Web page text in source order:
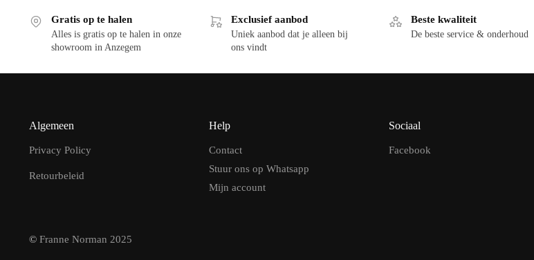
Gratis op te halen
Alles is gratis op te halen in onze
showroom in Anzegem
Exclusief aanbod
Uniek aanbod dat je alleen bij
ons vindt
Beste kwaliteit
De beste service & onderhoud
Algemeen
Privacy Policy
Retourbeleid
Help
Contact
Stuur ons op Whatsapp
Mijn account
Sociaal
Facebook
© Franne Norman 2025